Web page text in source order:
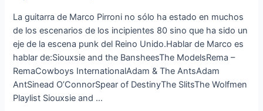
La guitarra de Marco Pirroni no sólo ha estado en muchos
de los escenarios de los incipientes 80 sino que ha sido un
eje de la escena punk del Reino Unido.Hablar de Marco es
hablar de:Siouxsie and the BansheesThe ModelsRema –
RemaCowboys InternationalAdam & The AntsAdam
AntSinead O’ConnorSpear of DestinyThe SlitsThe Wolfmen
Playlist Siouxsie and …